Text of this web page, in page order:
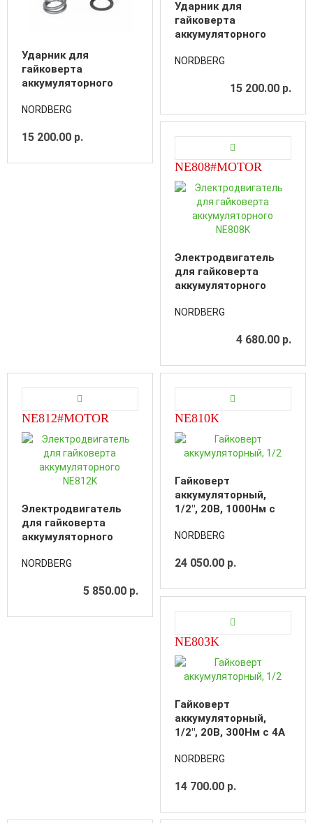
Ударник для
гайковерта
аккумуляторного
NORDBERG
15 200.00 р.
Ударник для
гайковерта
аккумуляторного
NORDBERG
15 200.00 р.
NE808#MOTOR
Электродвигатель
для гайковерта
аккумуляторного
NORDBERG
4 680.00 р.
NE812#MOTOR
Электродвигатель
для гайковерта
аккумуляторного
NORDBERG
5 850.00 р.
NE810K
Гайковерт
аккумуляторный,
1/2", 20В, 1000Нм с
NORDBERG
24 050.00 р.
NE803K
Гайковерт
аккумуляторный,
1/2", 20В, 300Нм с 4A
4A, в чехле
NORDBERG
14 700.00 р.